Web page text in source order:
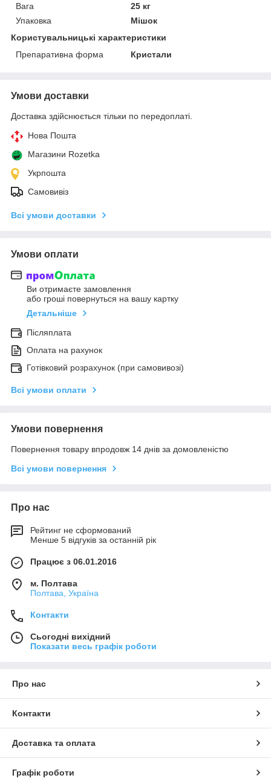
Вага
25 кг
Упаковка
Мішок
Користувальницькі характеристики
Препаративна форма
Кристали
Умови доставки
Доставка здійснюється тільки по передоплаті.
Нова Пошта
Магазини Rozetka
Укрпошта
Самовивіз
Всі умови доставки
Умови оплати
Ви отримаєте замовлення
або гроші повернуться на вашу картку
Детальніше
Післяплата
Оплата на рахунок
Готівковий розрахунок (при самовивозі)
Всі умови оплати
Умови повернення
Повернення товару впродовж 14 днів за домовленістю
Всі умови повернення
Про нас
Рейтинг не сформований
Менше 5 відгуків за останній рік
Працює з 06.01.2016
м. Полтава
Полтава, Україна
Контакти
Сьогодні вихідний
Показати весь графік роботи
Про нас
Контакти
Доставка та оплата
Графік роботи